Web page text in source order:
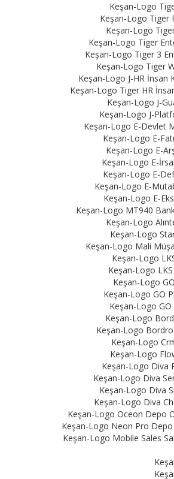
Keşan-Logo
Keşan-Logo Tiger
Keşan-Logo
Keşan-Logo Tiger
Keşan-Logo Tiger 3
Keşan-Logo Tiger
Keşan-Logo J-HR İnsan
Keşan-Logo Tiger HR
Keşan-Logo J-
Keşan-Logo J-
Keşan-Logo E-Devlet
Keşan-Logo E-
Keşan-Logo E-
Keşan-Logo E-
Keşan-Logo E-
Keşan-Logo E-
Keşan-Logo E-
Keşan-Logo MT940
Keşan-Logo
Keşan-Logo
Keşan-Logo Mali
Keşan-Logo
Keşan-Logo
Keşan-Logo
Keşan-Logo GO
Keşan-Logo GO
Keşan-Logo
Keşan-Logo Bordro
Keşan-Logo
Keşan-Logo
Keşan-Logo Diva
Keşan-Logo Diva
Keşan-Logo Diva
Keşan-Logo Diva
Keşan-Logo Oceon Depo
Keşan-Logo Neon Pro Depo
Keşan-Logo Mobile Sales